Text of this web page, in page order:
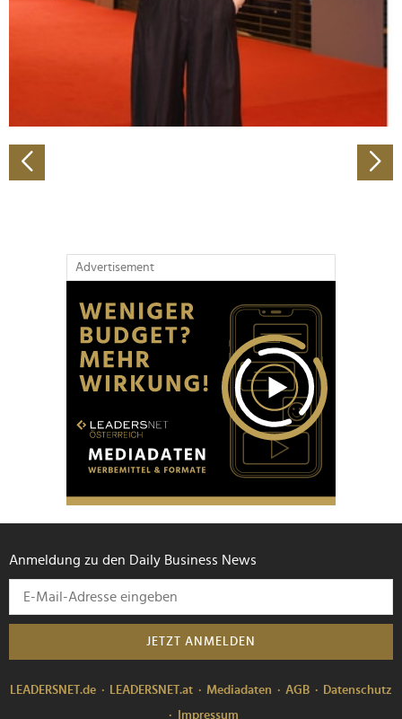
zu können und die Zugriffe auf unsere Website zu
analysieren. Außerdem geben wir Informationen zu Ihrer
Verwendung unserer Website an unsere Partner für
soziale Medien, Werbung und Analysen weiter. Unsere
Partner führen diese Informationen möglicherweise mit
weiteren Daten zusammen, die Sie ihnen bereitgestellt
gesammelt haben.
Advertisement
Anmeldung zu den Daily Business News
JETZT ANMELDEN
LEADERSNET.de LEADERSNET.at Mediadaten AGB
Datenschutz
Impressum